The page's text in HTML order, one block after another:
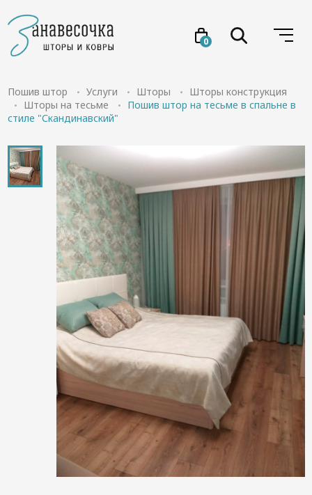
0
Услуги
Акции
Проекты
Отзывы
Дизайнерам
Контакты
+7 (4822) 453-534
Пошив штор Услуги Шторы
Шторы конструкция
Шторы на тесьме
Пошив штор на тесьме в спальне в
стиле "Скандинавский"